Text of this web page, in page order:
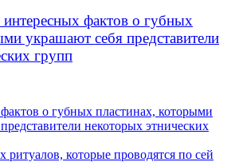
интересных фактов о губных
украшают себя представители
групп
о губных пластинах, которыми
некоторых этнических
ритуалов, которые проводятся по сей